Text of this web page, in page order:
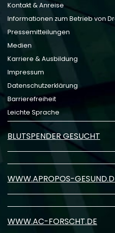
Kontakt & Anreise
Informationen zum Betrieb von
Pressemitteilungen
Medien
Karriere & Ausbildung
Impressum
Datenschutzerklärung
Barrierefreiheit
Leichte Sprache
BLUTSPENDER GESUCHT
WWW.APROPOS-
WWW.AC-FORSCHT.DE